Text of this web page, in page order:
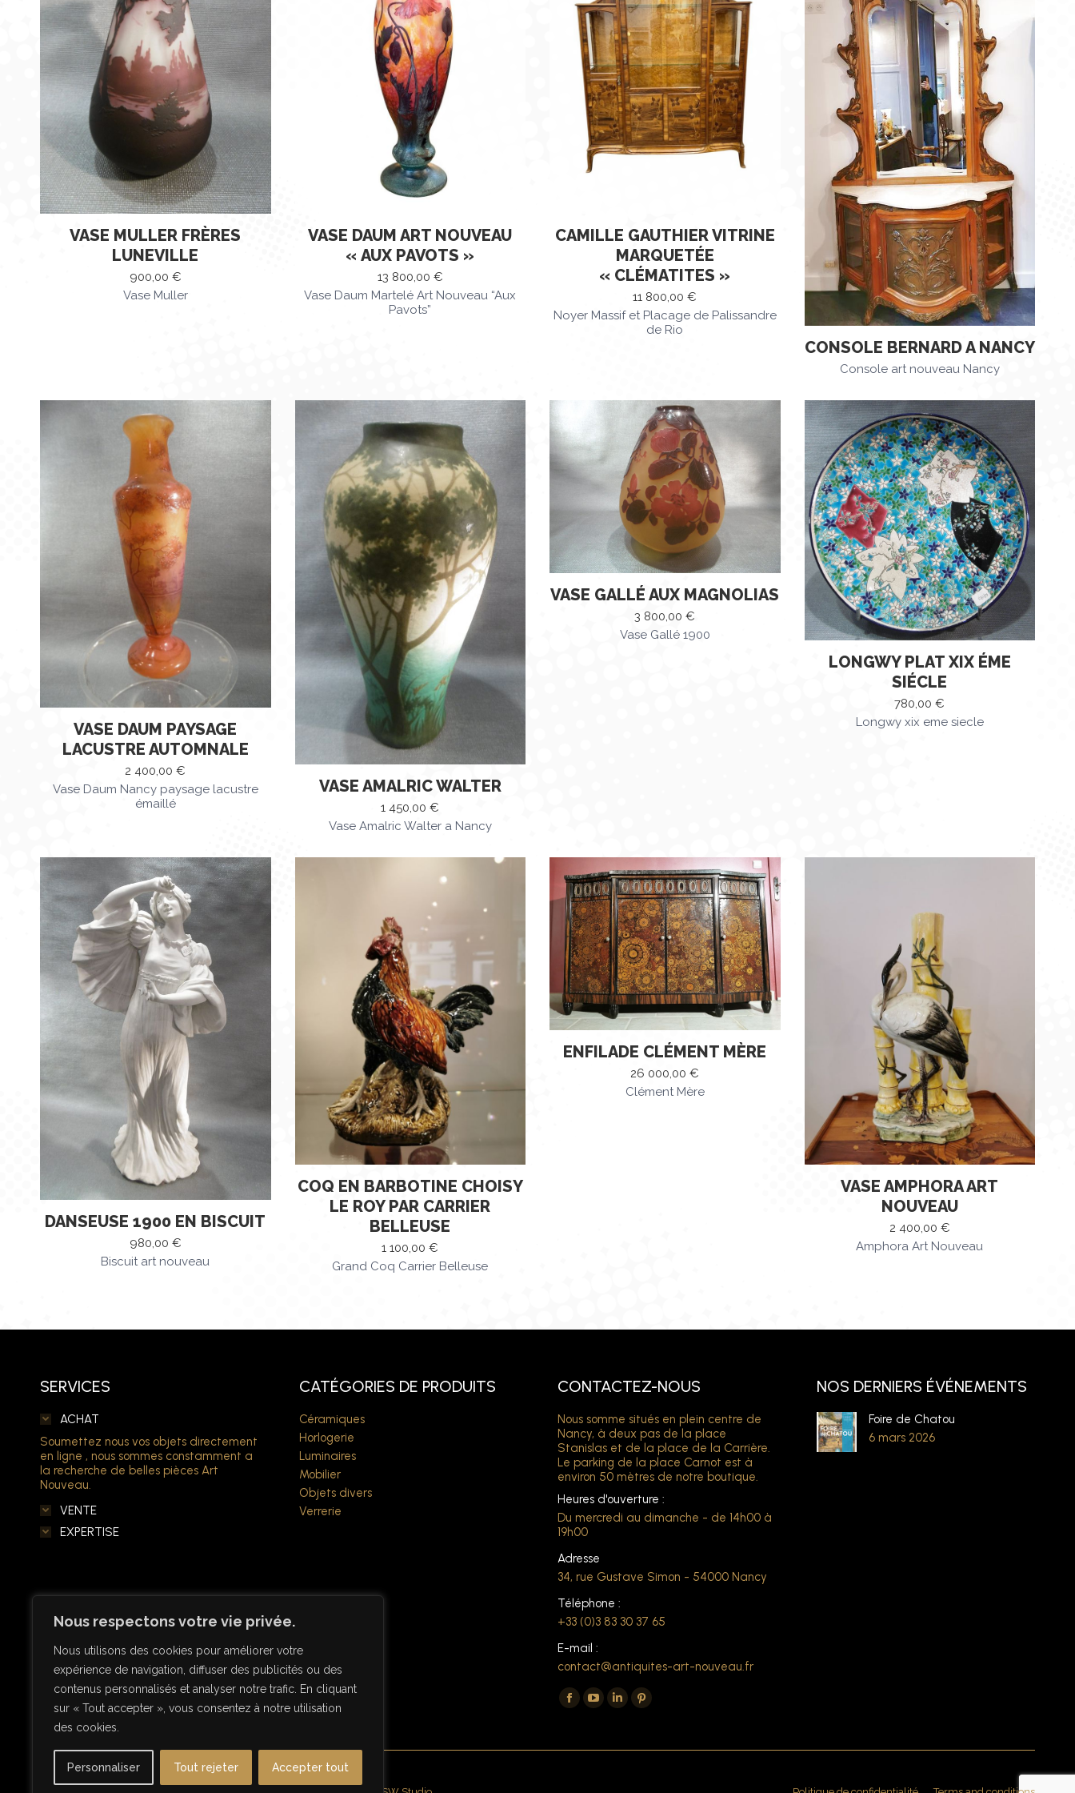
Nous respectons votre vie privée.
Nous utilisons des cookies pour améliorer votre
expérience de navigation, diffuser des publicités ou des
contenus personnalisés et analyser notre trafic. En cliquant
sur « Tout accepter », vous consentez à notre utilisation
des cookies.
Personnaliser Tout rejeter Accepter tout
VASE MULLER FRÈRES
LUNEVILLE
900,00 €
Vase Muller
VASE DAUM ART NOUVEAU
« AUX PAVOTS »
13 800,00 €
Vase Daum Martelé Art Nouveau “Aux
Pavots”
CAMILLE GAUTHIER VITRINE
MARQUETÉE
« CLÉMATITES »
11 800,00€
Noyer Massif et Placage de Palissandre
de Rio
CONSOLE BERNARD A NANCY
Console art nouveau Nancy
VASE DAUM PAYSAGE
LACUSTRE AUTOMNALE
2 400,00€
Vase Daum Nancy paysage lacustre
émaillé
VASE AMALRIC WALTER
1 450,00€
Vase Amalric Walter a Nancy
VASE GALLÉ AUX MAGNOLIAS
3 800,00€
Vase Gallé 1900
LONGWY PLAT XIX ÉME
SIÉCLE
780,00€
Longwy xix eme siecle
DANSEUSE 1900 EN BISCUIT
980,00 €
Biscuit art nouveau
COQ EN BARBOTINE CHOISY
LE ROY PAR CARRIER
BELLEUSE
1 100,00€
Grand Coq Carrier Belleuse
ENFILADE CLÉMENT MÈRE
26 000,00€
Clément Mère
VASE AMPHORA ART
NOUVEAU
2 400,00 €
Amphora Art Nouveau
SERVICES
ACHAT
Soumettez nous vos objets directement
en ligne , nous sommes constamment a
la recherche de belles pièces Art
Nouveau.
VENTE
EXPERTISE
CATÉGORIES DE PRODUITS
Céramiques
Horlogerie
Luminaires
Mobilier
Objets divers
Verrerie
CONTACTEZ-NOUS
Nous somme situés en plein centre de
Nancy, à deux pas de la place
Stanislas et de la place de la Carrière.
Le parking de la place Carnot est à
environ 50 mètres de notre boutique.
Heures d'ouverture :
Du mercredi au dimanche - de 14h00 à
19h00
Adresse
34, rue Gustave Simon - 54000 Nancy
Téléphone :
+33 (0)3 83 30 37 65
E-mail :
contact@antiquites-art-nouveau.fr
Trouvez nous sur :
La
Facebook
La
YouTube
La
LinkedIn
La
Pinterest
NOS DERNIERS ÉVÉNEMENTS
Foire de Chatou
6 mars 2026